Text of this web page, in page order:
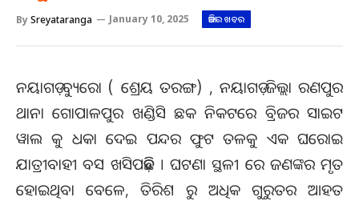
BySreyataranga January 10, 2025 ଆଜିର ଖବର
ନୟାଗଡ଼ ବ୍ୟୁରୋ ( ଶ୍ରେୟ ତରଙ୍ଗ) , ନୟାଗଡ଼ ଜିଲ୍ଲା ରଣପୁର
ଥାନା ଗୋପାଳପୁର ଖଣ୍ଡିସି ଛକ ନିକଟରେ ବ୍ରିଜର ସାଇଟ
ୱାଲ କୁ ଧକା ଦେଇ ପନ୍ଦର ଫୁଟ ତଳକୁ ଏକ ଘରୋଇ
ଯାତ୍ରୀବାହୀ ବସ ଖସିପଡ଼ିଛି । ଘଟଣା ସ୍ଥଳୀ ରେ ଜଣଙ୍କର ମୃତ
ହୋଇଥିବା ବେଳେ, ତିରିଶ ରୁ ଅଧିକ ଗୁରୁତର ଆହତ